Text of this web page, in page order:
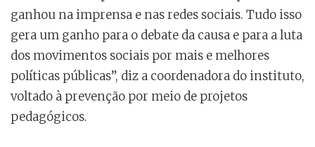
ganhou na imprensa e nas redes sociais. Tudo isso
gera um ganho para o debate da causa e para a luta
dos movimentos sociais por mais e melhores
políticas públicas”, diz a coordenadora do instituto,
voltado à prevenção por meio de projetos
pedagógicos.